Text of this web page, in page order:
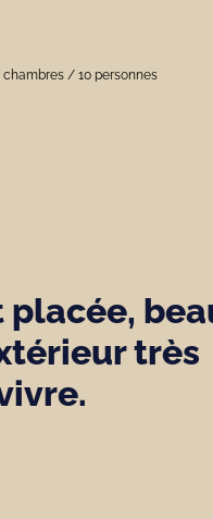
chambres / 10 personnes
très